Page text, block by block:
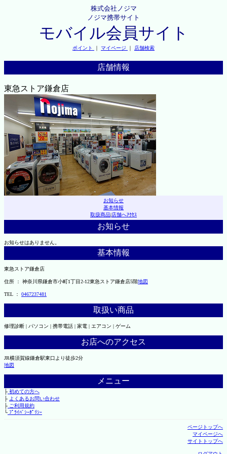
株式会社ノジマ
ノジマ携帯サイト
モバイル会員サイト
ポイント ｜ マイページ ｜ 店舗検索
店舗情報
東急ストア鎌倉店
お知らせ
基本情報
取扱商品|店舗へｱｸｾｽ
お知らせ
お知らせはありません。
基本情報
東急ストア鎌倉店
住所 ： 神奈川県鎌倉市小町1丁目2-12東急ストア鎌倉店5階地図
TEL ： 0467237481
取扱い商品
修理診断 | パソコン | 携帯電話 | 家電 | エアコン | ゲーム
お店へのアクセス
JR横須賀線鎌倉駅東口より徒歩2分
地図
メニュー
├初めての方へ
├ よくあるお問い合わせ
├ご利用規約
└ﾌﾟﾗｲﾊﾞｼｰﾎﾟﾘｼｰ
ページトップへ
マイページへ
サイトトップへ